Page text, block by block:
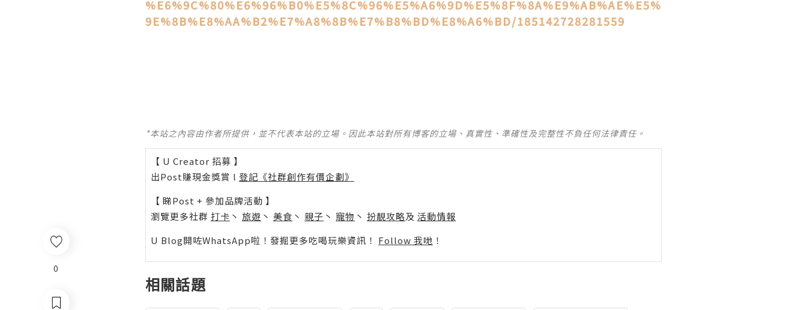
0
%E6%9C%80%E6%96%B0%E5%8C%96%E5%A6%9D%E5%8F%8A%E9%AB%AE%E5%
9E%8B%E8%AA%B2%E7%A8%8B%E7%B8%BD%E8%A6%BD/185142728281559
*本站之內容由作者所提供，並不代表本站的立場。因此本站對所有博客的立場、真實性、準確性及完整性不負任何法律責任。
【 U Creator 招募 】
出Post賺現金獎賞 l 登記《社群創作有價企劃》
【 睇Post + 參加品牌活動 】
瀏覽更多社群 打卡 丶 旅遊 丶 美食 丶 親子 丶 寵物 丶 扮靚攻略及 活動情報
U Blog開咗WhatsApp啦！發掘更多吃喝玩樂資訊！ Follow 我哋 ！
相關話題